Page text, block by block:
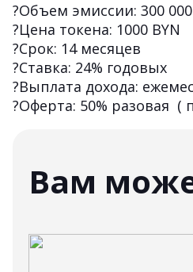
?Объем эмиссии: 300 000
?Цена токена: 1000 BYN
?Срок: 14 месяцев
?Ставка: 24% годовых
?Выплата дохода:
?Оферта: 50% разовая (
Вам